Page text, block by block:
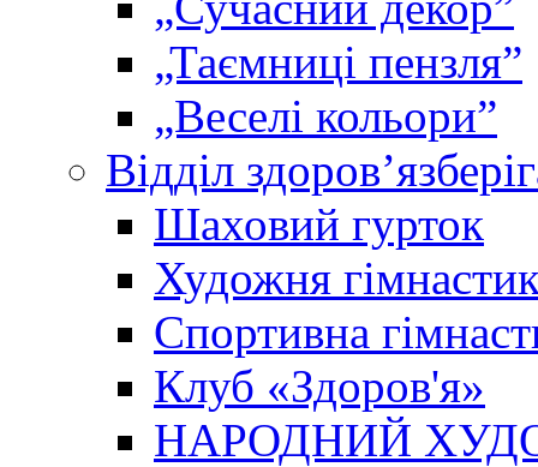
„Таємниці пензля”
„Веселі кольори”
Відділ
Шаховий гурток
Художня
Спортивна
Клуб «Здоров'я»
НАРОДНИЙ